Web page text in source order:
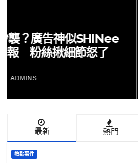
王心凌被爆抄襲？廣告
Key演唱會海報 粉絲
七月 30, 2026
最新 熱門
熱點事件